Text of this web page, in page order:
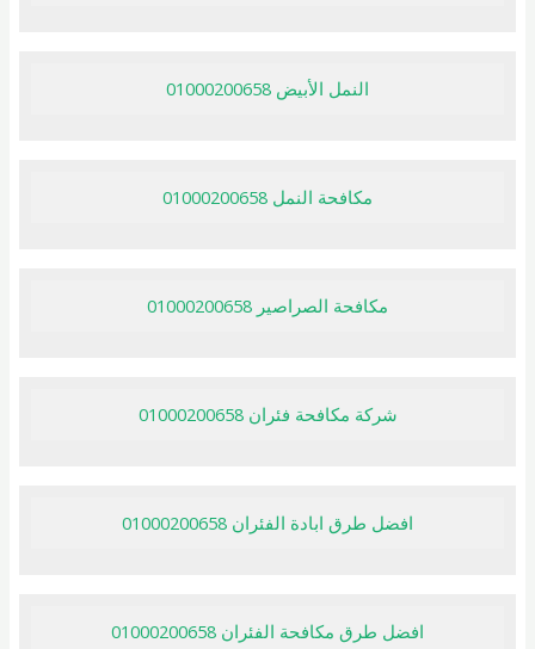
النمل الأبيض 01000200658
مكافحة النمل 01000200658
مكافحة الصراصير 01000200658
شركة مكافحة فئران 01000200658
افضل طرق ابادة الفئران 01000200658
افضل طرق مكافحة الفئران 01000200658